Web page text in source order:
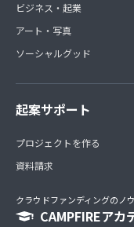
ビジネス・起業
アート・写真
ソーシャルグッド
起案サポート
プロジェクトを作る
資料請求
クラウドファンディングのノ
CAMPFIREアカ